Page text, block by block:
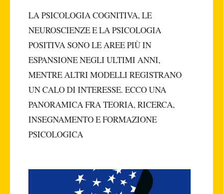
LA PSICOLOGIA COGNITIVA, LE
NEUROSCIENZE E LA PSICOLOGIA
POSITIVA SONO LE AREE PIÙ IN
ESPANSIONE NEGLI ULTIMI ANNI,
MENTRE ALTRI MODELLI REGISTRANO
UN CALO DI INTERESSE. ECCO UNA
PANORAMICA FRA TEORIA, RICERCA,
INSEGNAMENTO E FORMAZIONE
PSICOLOGICA